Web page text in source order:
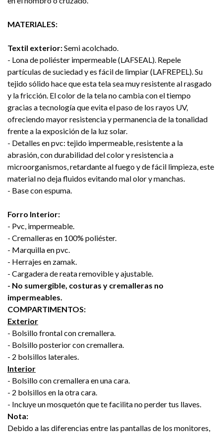
MATERIALES:
Textil exterior:Semi acolchado.
- Lona de poliéster impermeable (LAFSEAL). Repele
partículas de suciedad y es fácil de limpiar (LAFREPEL). Su
tejido sólido hace que esta tela sea muy resistente al rasgado
y la fricción. El color de la tela no cambia con el tiempo
gracias a tecnología que evita el paso de los rayos UV,
ofreciendo mayor resistencia y permanencia de la tonalidad
frente a la exposición de la luz solar.
- Detalles en pvc: tejido impermeable, resistente a la
abrasión, con durabilidad del color y resistencia a
microorganismos, retardante al fuego y de fácil limpieza, este
material no deja fluidos evitando mal olor y manchas.
- Base con espuma.
Forro Interior:
- Pvc, impermeable.
- Cremalleras en 100% poliéster.
- Marquilla en pvc.
- Herrajes en zamak.
- Cargadera de reata removible y ajustable.
- No sumergible, costuras y cremalleras no
impermeables.
COMPARTIMENTOS:
Exterior
- Bolsillo frontal con cremallera.
- Bolsillo posterior con cremallera.
- 2 bolsillos laterales.
Interior
- Bolsillo con cremallera en una cara.
- 2 bolsillos en la otra cara.
- Incluye un mosquetón que te facilita no perder tus llaves.
Nota:
Debido a las diferencias entre las pantallas de los monitores,